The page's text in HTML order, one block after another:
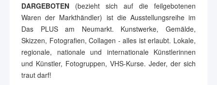
DARGEBOTEN (bezieht sich auf die feilgebotenen
Waren der Markthändler) ist die Ausstellungsreihe im
Das PLUS am Neumarkt. Kunstwerke, Gemälde,
Skizzen, Fotografien, Collagen - alles ist erlaubt. Lokale,
regionale, nationale und internationale Künstlerinnen
und Künstler, Fotogruppen, VHS-Kurse. Jeder, der sich
traut darf!